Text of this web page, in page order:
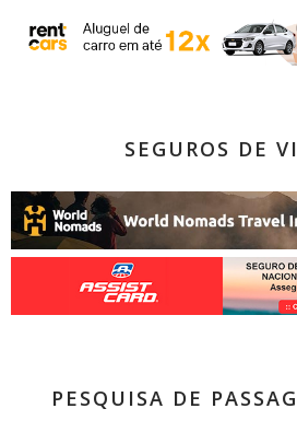
SEGUROS DE
PESQUISA DE